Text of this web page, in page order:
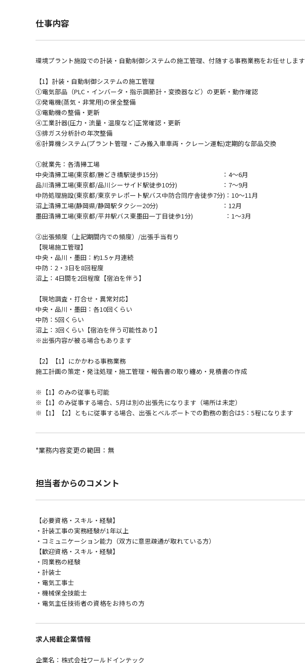
仕事内容
環境プラント施設での計装・自動制御システムの施工管理、付随する事務業務をお任せします
【1】計装・自動制御システムの施工管理
➀電気部品（PLC・インバータ・指示調節計・変換器など）の更新・動作確認
②発電機(蒸気・非常用)の保全整備
③電動機の整備・更新
④工業計器(圧力・流量・温度など)正常確認・更新
⑤排ガス分析計の年次整備
⑥計算機システム(プラント管理・ごみ搬入車車両・クレーン運転)定期的な部品交換
①就業先：各清掃工場
中央清掃工場(東京都/勝どき橋駅徒歩15分) ：4～6月
品川清掃工場(東京都/品川シーサイド駅徒歩10分) ：7～9月
中防処理施設(東京都/東京テレポート駅バス中防合同庁舎徒歩7分)：10～11月
沼上清掃工場(静岡県/静岡駅タクシー20分) ：12月
墨田清掃工場(東京都/平井駅バス東墨田一丁目徒歩1分) ：1～3月
②出張頻度（上記期間内での頻度）/出張手当有り
【現場施工管理】
中央・品川・墨田：約1.5ヶ月連続
中防：2・3日を8回程度
沼上：4日間を2回程度【宿泊を伴う】
【現地調査・打合せ・異常対応】
中央・品川・墨田：各10回くらい
中防：5回くらい
沼上：3回くらい【宿泊を伴う可能性あり】
※出張内容が被る場合もあります
【2】【1】にかかわる事務業務
施工計画の策定・発注処理・施工管理・報告書の取り纏め・見積書の作成
※【1】のみの従事も可能
※【1】のみ従事する場合、5月は別の出張先になります（場所は未定）
※【1】【2】ともに従事する場合、出張とベルポートでの勤務の割合は5：5程になります
*業務内容変更の範囲：無
担当者からのコメント
【必要資格・スキル・経験】
・計装工事の実務経験が1年以上
・コミュニケーション能力（双方に意思疎通が取れている方）
【歓迎資格・スキル・経験】
・同業務の経験
・計装士
・電気工事士
・機械保全技能士
・電気主任技術者の資格をお持ちの方
求人掲載企業情報
企業名：株式会社ワールドインテック